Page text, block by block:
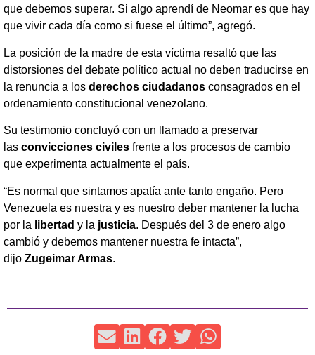
que debemos superar. Si algo aprendí de Neomar es que hay
que vivir cada día como si fuese el último”, agregó.
La posición de la madre de esta víctima resaltó que las
distorsiones del debate político actual no deben traducirse en
la renuncia a los derechos ciudadanos consagrados en el
ordenamiento constitucional venezolano.
Su testimonio concluyó con un llamado a preservar
las convicciones civiles frente a los procesos de cambio
que experimenta actualmente el país.
“Es normal que sintamos apatía ante tanto engaño. Pero
Venezuela es nuestra y es nuestro deber mantener la lucha
por la libertad y la justicia. Después del 3 de enero algo
cambió y debemos mantener nuestra fe intacta”,
dijo Zugeimar Armas.